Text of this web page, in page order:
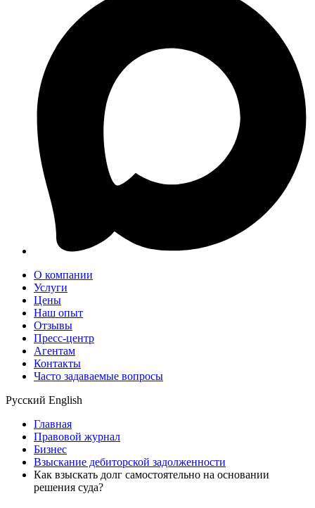
О компании
Услуги
Цены
Наш опыт
Отзывы
Пресс-центр
Агентам
Контакты
Часто задаваемые вопросы
Русский English
Главная
Правовой журнал
Бизнес
Взыскание дебиторской задолженности
Как взыскать долг самостоятельно на основании
решения суда?